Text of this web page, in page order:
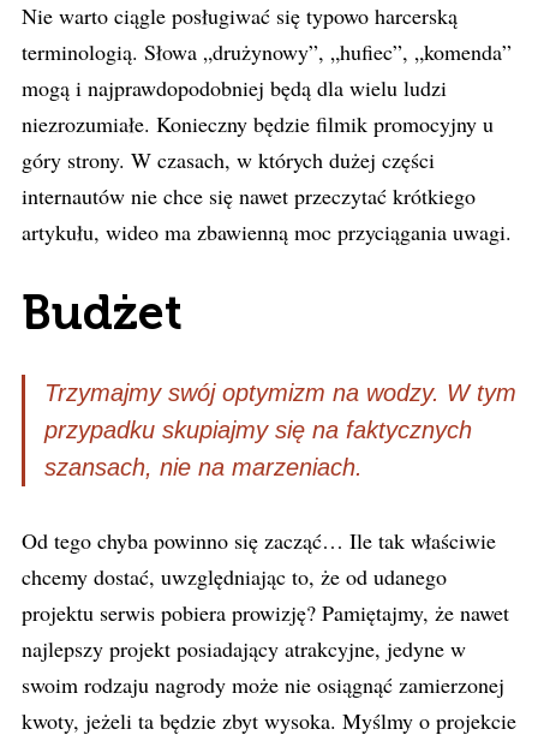
Nie warto ciągle posługiwać się typowo harcerską
terminologią. Słowa „drużynowy”, „hufiec”, „komenda”
mogą i najprawdopodobniej będą dla wielu ludzi
niezrozumiałe. Konieczny będzie filmik promocyjny u
góry strony. W czasach, w których dużej części
internautów nie chce się nawet przeczytać krótkiego
artykułu, wideo ma zbawienną moc przyciągania uwagi.
Budżet
Trzymajmy swój optymizm na wodzy. W tym
przypadku skupiajmy się na faktycznych
szansach, nie na marzeniach.
Od tego chyba powinno się zacząć… Ile tak właściwie
chcemy dostać, uwzględniając to, że od udanego
projektu serwis pobiera prowizję? Pamiętajmy, że nawet
najlepszy projekt posiadający atrakcyjne, jedyne w
swoim rodzaju nagrody może nie osiągnąć zamierzonej
kwoty, jeżeli ta będzie zbyt wysoka. Myślmy o projekcie